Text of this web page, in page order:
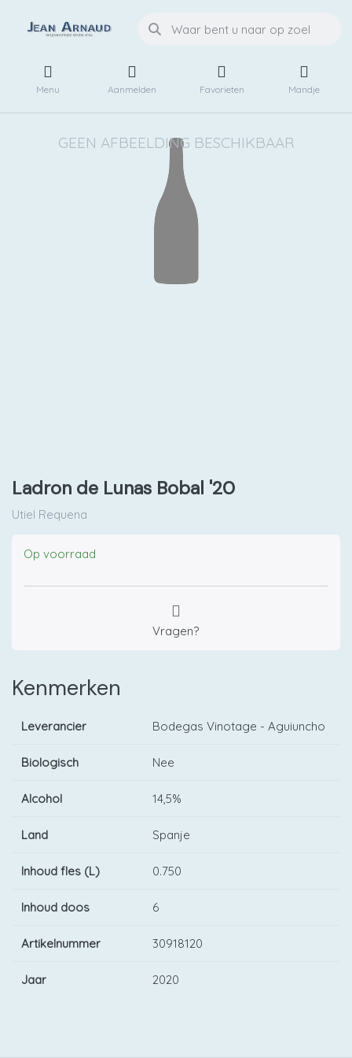
Menu Aanmelden Favorieten Mandje
Ladron de Lunas Bobal '20
Utiel Requena
Op voorraad
Vragen?
Kenmerken
Leverancier Bodegas Vinotage - Aguiuncho
Biologisch Nee
Alcohol 14,5%
Land Spanje
Inhoud fles (L) 0.750
Inhoud doos 6
Artikelnummer 30918120
Jaar 2020